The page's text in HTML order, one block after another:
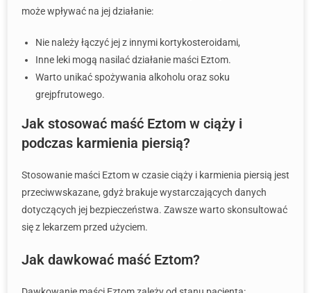
może wpływać na jej działanie:
Nie należy łączyć jej z innymi kortykosteroidami,
Inne leki mogą nasilać działanie maści Eztom.
Warto unikać spożywania alkoholu oraz soku
grejpfrutowego.
Jak stosować maść Eztom w ciąży i
podczas karmienia piersią?
Stosowanie maści Eztom w czasie ciąży i karmienia piersią jest
przeciwwskazane, gdyż brakuje wystarczających danych
dotyczących jej bezpieczeństwa. Zawsze warto skonsultować
się z lekarzem przed użyciem.
Jak dawkować maść Eztom?